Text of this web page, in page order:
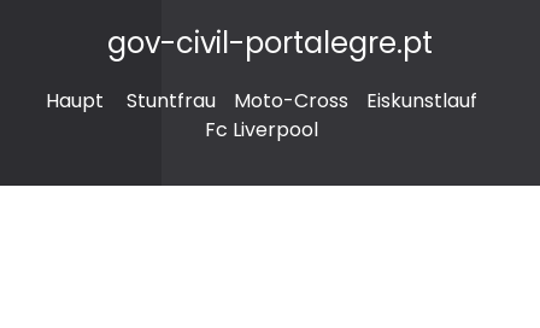
gov-civil-portalegre.pt
Haupt Stuntfrau Moto-Cross
Eiskunstlauf
Fc Liverpool